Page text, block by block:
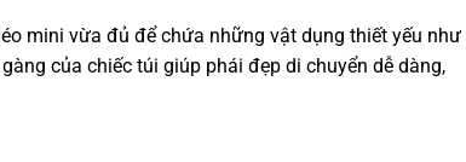
mini vừa đủ để chứa những vật dụng thiết yếu như
của chiếc túi giúp phái đẹp di chuyển dễ dàng,